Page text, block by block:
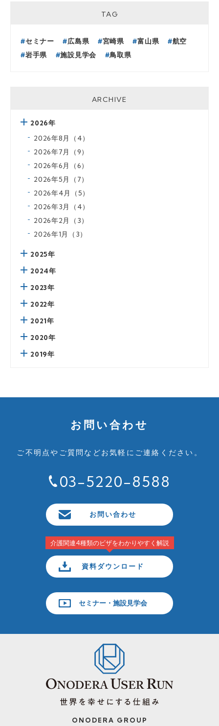
TAG
セミナー 広島県 宮崎県 富山県
航空
岩手県
施設見学会 鳥取県
ARCHIVE
2026年
2026年8月（4）
2026年7月（9）
2026年6月（6）
2026年5月（7）
2026年4月（5）
2026年3月（4）
2026年2月（3）
2026年1月（3）
2025年
2024年
2023年
2022年
2021年
2020年
2019年
お問い合わせ
ご不明点やご質問などお気軽にご連絡ください。
03-5220-8588
お問い合わせ
介護関連4種類のビザをわかりやすく解説
資料ダウンロード
セミナー・施設見学会
ONODERA GROUP